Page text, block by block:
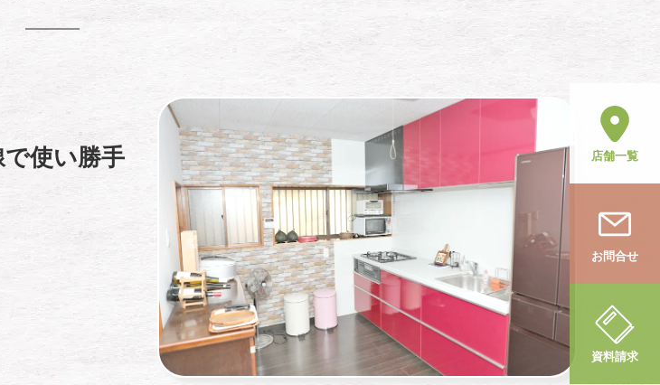
店舗一覧
お問合せ
資料請求
使い勝手